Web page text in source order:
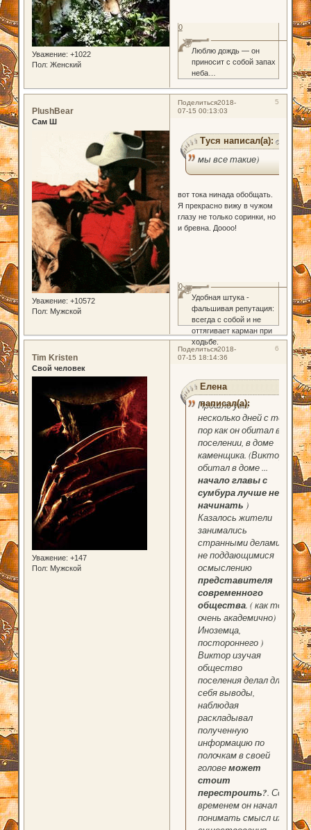
Уважение: +1022
Пол: Женский
Люблю дождь — он
приносит с собой запах
неба…
0
Поделиться 5
2018-
07-15 00:13:03
PlushBear
Сам Ш
Уважение: +10572
Пол: Мужской
Туся написал(а):
мы все такие)
вот тока нинада обобщать.
Я прекрасно вижу в чужом
глазу не только соринки, но
и бревна. Доооо!
Удобная штука -
фальшивая репутация:
всегда с собой и не
оттягивает карман при
ходьбе.
0
Поделиться 6
2018-
07-15 18:14:36
Tim Kristen
Свой человек
Уважение: +147
Пол: Мужской
Елена
написал(а):
Прошло уже
несколько дней с тех
пор как он обитал в
поселении, в доме
каменщика. (Виктор
обитал в доме...
начало главы с
сумбура лучше не
начинать )
Казалось жители
занимались
странными делами,
не поддающимися
осмыслению
представителя
современного
общества. ( как то
очень академично)
Иноземца,
постороннего )
Виктор изучая
общество
поселения делал для
себя выводы,
наблюдая
раскладывал
полученную
информацию по
полочкам в своей
головеможет
стоит
перестроить?. Со
временем он начал
понимать смысл их